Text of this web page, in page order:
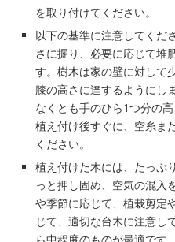
を取り付けてください。
以下の基準に注意してくだ
さに掘り、必要に応じて堆
す。樹木は家の壁に対して
膝の高さに達するようにし
なくとも手のひら1つ分の
植え付け後すぐに、空糸ま
ください。
植え付けた木には、たっぷ
っと押し固め、空気の混入
や季節に応じて、植栽剪定
じて、適切な台木に注意し
ら中程度のものが最適です。